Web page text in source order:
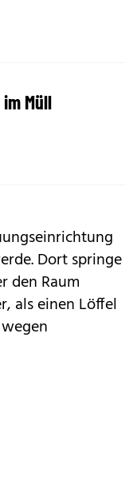
Müll
Dort springe
den Raum
als einen Löffel